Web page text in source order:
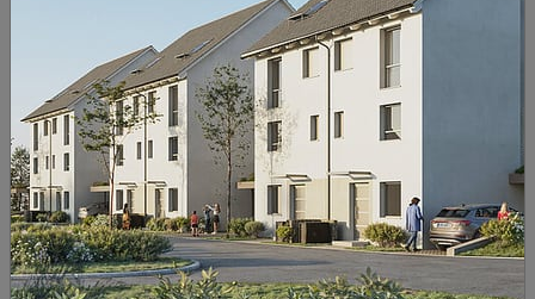
Urheberrecht und Haftung
Alle Inhalte dieser Website sind urheberrechtlich
geschützt. Eine Verwendung, Vervielfältigung oder
Weitergabe ist nur mit ausdrücklicher Zustimmung
zulässig.
Falls Sie Fragen haben oder Unstimmigkeiten
feststellen, kontaktieren Sie uns bitte direkt.